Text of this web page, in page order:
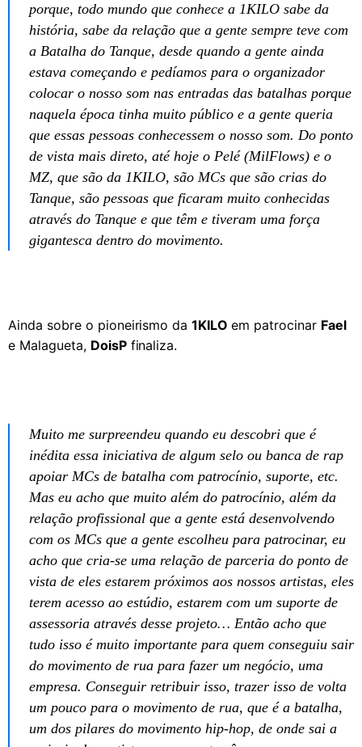
porque, todo mundo que conhece a 1KILO sabe da
história, sabe da relação que a gente sempre teve com
a Batalha do Tanque, desde quando a gente ainda
estava começando e pedíamos para o organizador
colocar o nosso som nas entradas das batalhas porque
naquela época tinha muito público e a gente queria
que essas pessoas conhecessem o nosso som. Do ponto
de vista mais direto, até hoje o Pelé (MilFlows) e o
MZ, que são da 1KILO, são MCs que são crias do
Tanque, são pessoas que ficaram muito conhecidas
através do Tanque e que têm e tiveram uma força
gigantesca dentro do movimento.
Ainda sobre o pioneirismo da1KILOem patrocinar Fael
e Malagueta, DoisPfinaliza.
Muito me surpreendeu quando eu descobri que é
inédita essa iniciativa de algum selo ou banca de rap
apoiar MCs de batalha com patrocínio, suporte, etc.
Mas eu acho que muito além do patrocínio, além da
relação profissional que a gente está desenvolvendo
com os MCs que a gente escolheu para patrocinar, eu
acho que cria-se uma relação de parceria do ponto de
vista de eles estarem próximos aos nossos artistas, eles
terem acesso ao estúdio, estarem com um suporte de
assessoria através desse projeto… Então acho que
tudo isso é muito importante para quem conseguiu sair
do movimento de rua para fazer um negócio, uma
empresa. Conseguir retribuir isso, trazer isso de volta
um pouco para o movimento de rua, que é a batalha,
um dos pilares do movimento hip-hop, de onde sai a